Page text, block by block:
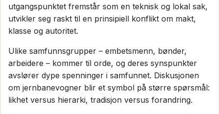
utgangspunktet fremstår som en teknisk og lokal sak,
utvikler seg raskt til en prinsipiell konflikt om makt,
klasse og autoritet.
Ulike samfunnsgrupper – embetsmenn, bønder,
arbeidere – kommer til orde, og deres synspunkter
avslører dype spenninger i samfunnet. Diskusjonen
om jernbanevogner blir et symbol på større spørsmål:
likhet versus hierarki, tradisjon versus forandring.